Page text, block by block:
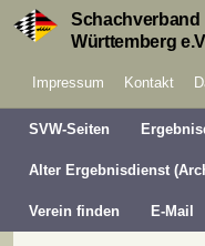
Schachverband
Württemberg
Impressum Kontakt
SVW-Seiten
Alter Ergebnisdienst
Verein finden E-Mail